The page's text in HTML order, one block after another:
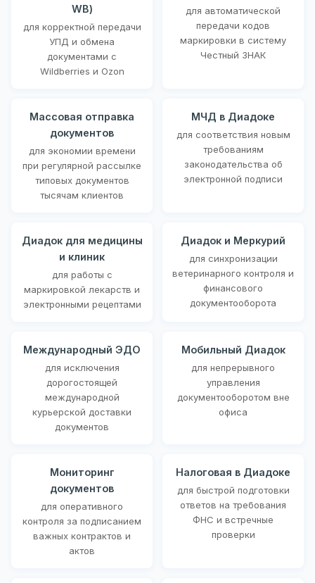
WB)
для корректной передачи
УПД и обмена
документами с
Wildberries и Ozon
для автоматической
передачи кодов
маркировки в систему
Честный ЗНАК
Массовая отправка
документов
для экономии времени
при регулярной рассылке
типовых документов
тысячам клиентов
МЧД в Диадоке
для соответствия новым
требованиям
законодательства об
электронной подписи
Диадок для медицины
и клиник
для работы с
маркировкой лекарств и
электронными рецептами
Диадок и Меркурий
для синхронизации
ветеринарного контроля и
финансового
документооборота
Международный ЭДО
для исключения
дорогостоящей
международной
курьерской доставки
документов
Мобильный Диадок
для непрерывного
управления
документооборотом вне
офиса
Мониторинг
документов
для оперативного
контроля за подписанием
важных контрактов и
актов
Налоговая в Диадоке
для быстрой подготовки
ответов на требования
ФНС и встречные
проверки